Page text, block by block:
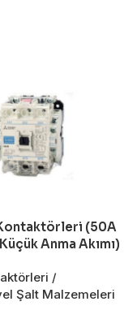
(50A
Anma Akımı)
/
Şalt Malzemeleri